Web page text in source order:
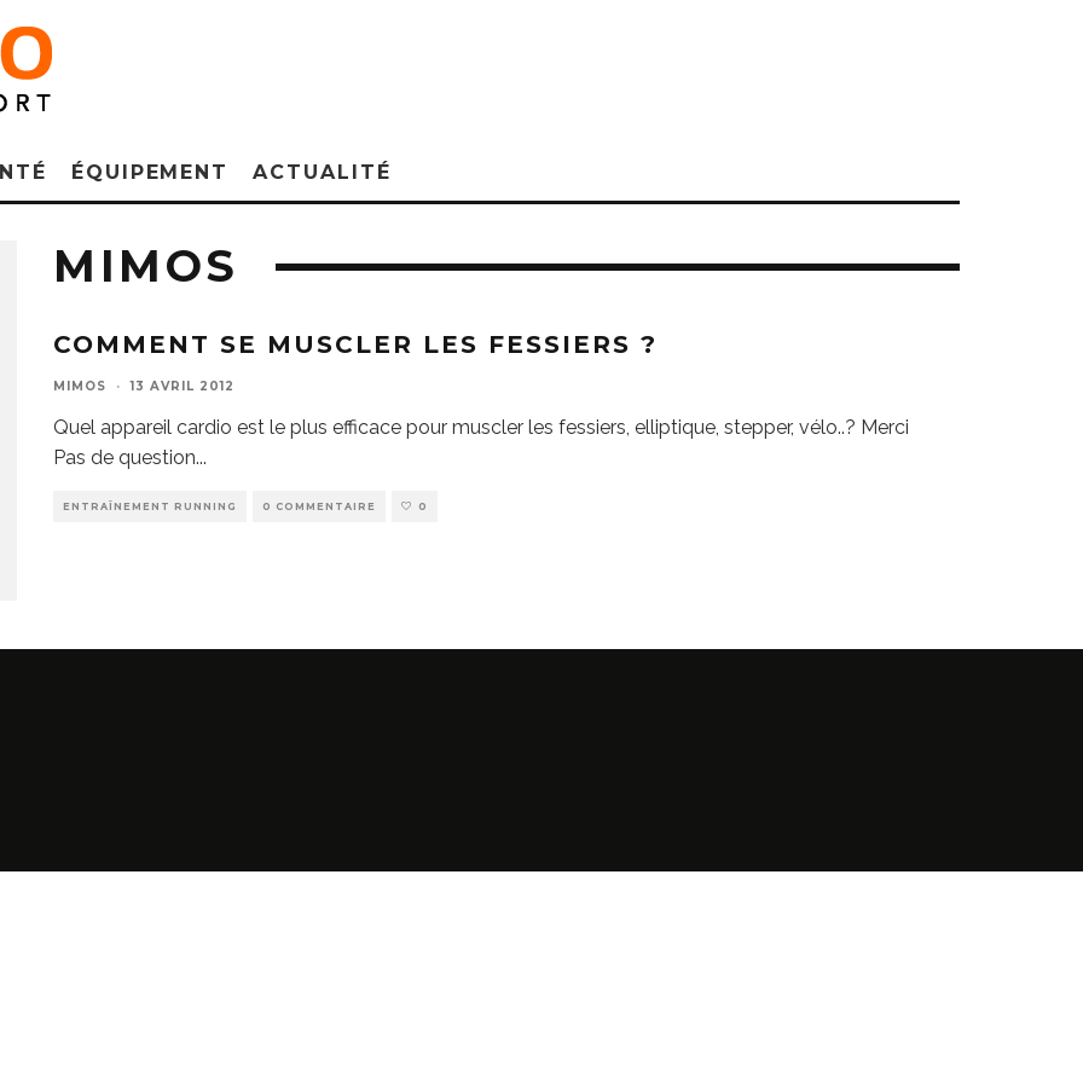
ÉQUIPEMENT ACTUALITÉ
MIMOS
COMMENT SE MUSCLER LES FESSIERS ?
MIMOS · 13 AVRIL 2012
Quel appareil cardio est le plus efficace pour muscler les fessiers, elliptique, stepper, vélo..? Merci
Pas de question...
ENTRAÎNEMENT RUNNING 0 COMMENTAIRE 0